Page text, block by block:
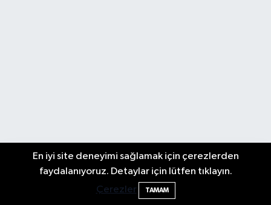
En iyi site deneyimi sağlamak için çerezlerden
faydalanıyoruz. Detaylar için lütfen tıklayın.
Çerezler
TAMAM
Bartın'da nem oranı yüzde 100'e ulaştı